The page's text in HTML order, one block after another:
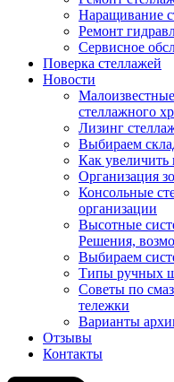
Наращивание
Ремонт
Сервисное
Поверка cтеллажей
Новости
стеллажного
Лизинг
Выбираем
Как увеличить
Организация
Консольные
организации
Высотные
Решения,
Выбираем
Типы ручных
Советы по
тележки
Варианты
Отзывы
Контакты